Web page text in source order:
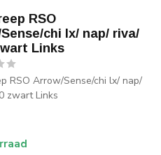
RSO
chi lx/ nap/ riva/
Links
RSO Arrow/Sense/chi lx/ nap/
zwart Links